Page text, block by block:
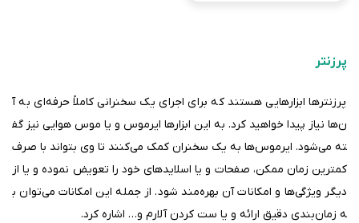
پرزنتر
پرزنترها ابزارهایی هستند که برای اجرای یک سخنرانی کاملاً حرفه‌ای به آ
ن‌ها نیاز پیدا خواهید کرد. به این ابزارها ایرموس و یا موس هوایی نیز گف
ته می‌شود. ایرموس‌ها به یک سخنران کمک می‌کنند تا وی بتواند با صرف
کمترین زمان ممکن، صفحات و یا اسلایدهای خود را تعویض نموده و یا از
دیگر ویژگی‌ها و امکانات آن بهره‌مند شود. از جمله این امکانات می‌توان ب
ه زمان‌بندی دقیق ارائه و یا ست کردن آلارم و… اشاره کرد.